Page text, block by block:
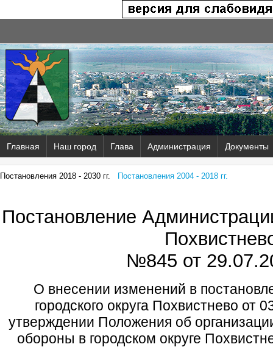
Главная Наш город Глава Администрация Документы
Постановления 2018 - 2030 гг. Постановления 2004 - 2018 гг.
Постановление
№845 от
О внесении изменений в
городского округа Похвистнево
утверждении Положения об
обороны в городском округе